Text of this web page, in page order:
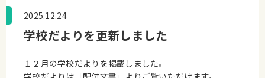
2025.12.24
学校だよりを更新しました
１２月の学校だよりを掲載しました。